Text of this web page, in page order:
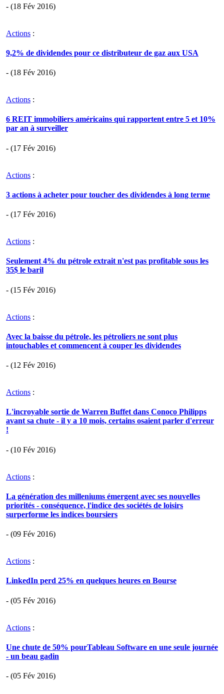
- (18 Fév 2016)
Actions :
9,2% de dividendes pour ce distributeur de gaz aux USA
- (18 Fév 2016)
Actions :
6 REIT immobiliers américains qui rapportent entre 5 et 10%
par an à surveiller
- (17 Fév 2016)
Actions :
3 actions à acheter pour toucher des dividendes à long terme
- (17 Fév 2016)
Actions :
Seulement 4% du pétrole extrait n'est pas profitable sous les
35$ le baril
- (15 Fév 2016)
Actions :
Avec la baisse du pétrole, les pétroliers ne sont plus
intouchables et commencent à couper les dividendes
- (12 Fév 2016)
Actions :
L'incroyable sortie de Warren Buffet dans Conoco Philipps
avant sa chute - il y a 10 mois, certains osaient parler d'erreur
!
- (10 Fév 2016)
Actions :
La génération des milleniums émergent avec ses nouvelles
priorités - conséquence, l'indice des sociétés de loisirs
surperforme les indices boursiers
- (09 Fév 2016)
Actions :
LinkedIn perd 25% en quelques heures en Bourse
- (05 Fév 2016)
Actions :
Une chute de 50% pourTableau Software en une seule journée
- un beau gadin
- (05 Fév 2016)